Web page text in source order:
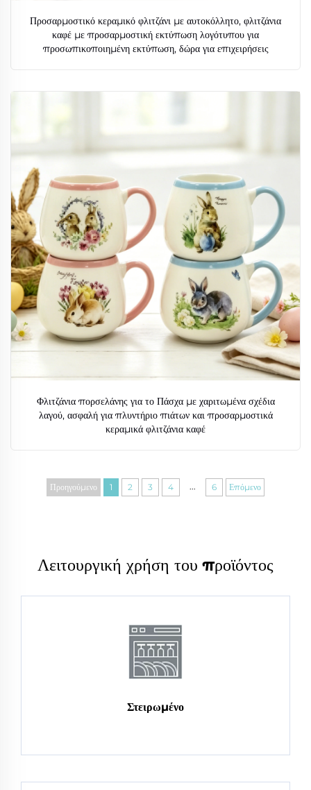
Προσαρμοστικό κεραμικό φλιτζάνι με αυτοκόλλητο, φλιτζάνια
καφέ με προσαρμοστική εκτύπωση λογότυπου για
προσωπικοποιημένη εκτύπωση, δώρα για επιχειρήσεις
Φλιτζάνια πορσελάνης για το Πάσχα με χαριτωμένα σχέδια
λαγού, ασφαλή για πλυντήριο πιάτων και προσαρμοστικά
κεραμικά φλιτζάνια καφέ
Προηγούμενο 1 2 3 4 ... 6 Επόμενο
Λειτουργική χρήση του προϊόντος
Στειρωμένο